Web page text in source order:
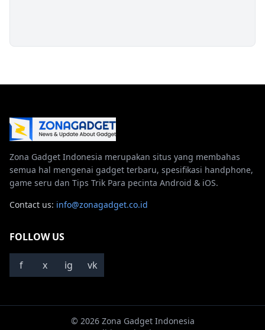
Zona Gadget Indonesia merupakan situs yang membahas
semua hal mengenai gadget terbaru, spesifikasi handphone,
game seru dan Tips Trik Para pecinta Android & iOS.
Contact us: info@zonagadget.co.id
FOLLOW US
f x ig vk
© 2026 Zona Gadget Indonesia